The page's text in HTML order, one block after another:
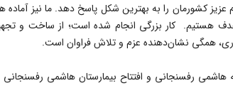
عزیز کشورمان را به بهترین شکل پاسخ دهد. ما نیز آماده
هستیم. کار بزرگی انجام شده است؛ از ساخت و تجهیز
همگی نشان‌دهنده عزم و تلاش فراوان است.